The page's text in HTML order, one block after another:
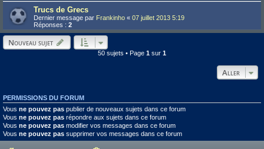
Trucs de Grecs
Dernier message par Frankinho « 07 juillet 2013 5:19
Réponses : 2
Nouveau sujet
50 sujets • Page 1 sur 1
Aller
PERMISSIONS DU FORUM
Vous ne pouvez pas publier de nouveaux sujets dans ce forum
Vous ne pouvez pas répondre aux sujets dans ce forum
Vous ne pouvez pas modifier vos messages dans ce forum
Vous ne pouvez pas supprimer vos messages dans ce forum